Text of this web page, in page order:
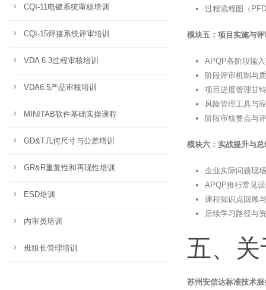
过程流程图（
模块五：项目实施与
APQP各阶段输
阶段评审机制与
项目进度管理甘
风险管理工具与
阶段审核要点与
模块六：实战提升与
企业实际问题现
APQP推行常见
课程知识点回顾
后续学习路径与
五、
苏州安信达标准技术
CQI-11电镀系统审核培训
CQI-15焊接系统评审培训
VDA 6.3过程审核培训
VDA6.5产品审核培训
MINITAB软件基础实操课程
GD&T几何尺寸与公差培训
GR&R重复性和再现性培训
ESD培训
内审员培训
班组长管理培训